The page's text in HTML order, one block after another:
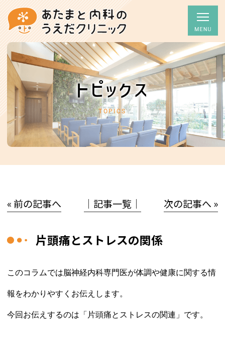
トピックス
TOPICS
« 前の記事へ │記事一覧│ 次の記事へ »
片頭痛とストレスの関係
このコラムでは脳神経内科専門医が体調や健康に関する情
報をわかりやすくお伝えします。
今回お伝えするのは「片頭痛とストレスの関連」です。